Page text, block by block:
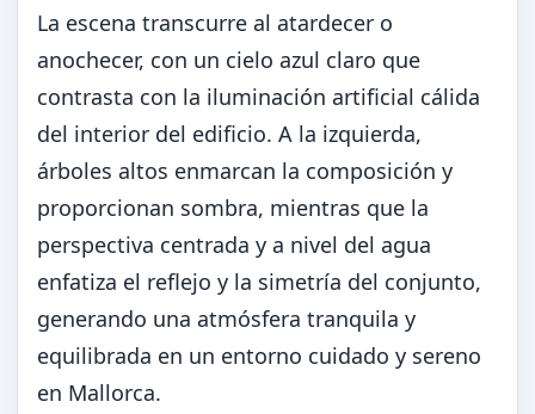
La escena transcurre al atardecer o
anochecer, con un cielo azul claro que
contrasta con la iluminación artificial cálida
del interior del edificio. A la izquierda,
árboles altos enmarcan la composición y
proporcionan sombra, mientras que la
perspectiva centrada y a nivel del agua
enfatiza el reflejo y la simetría del conjunto,
generando una atmósfera tranquila y
equilibrada en un entorno cuidado y sereno
en Mallorca.